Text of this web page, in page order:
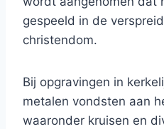
gespeeld in de
christendom.
Bij opgravingen in
metalen vondsten aan
waaronder kruisen en